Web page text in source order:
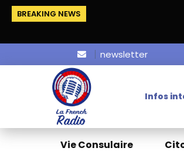
BREAKING NEWS
newsletter
Infos
Vie Consulaire